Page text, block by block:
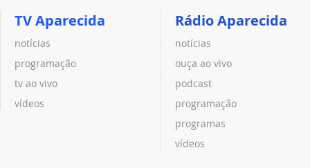
TV Aparecida
notícias
programação
tv ao vivo
vídeos
Rádio Aparecida
notícias
ouça ao vivo
podcast
programação
programas
vídeos